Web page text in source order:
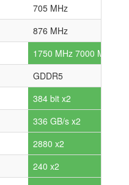
705 MHz
876 MHz
1750 MHz 7000 MHz
GDDR5
384 bit x2
336 GB/s x2
2880 x2
240 x2